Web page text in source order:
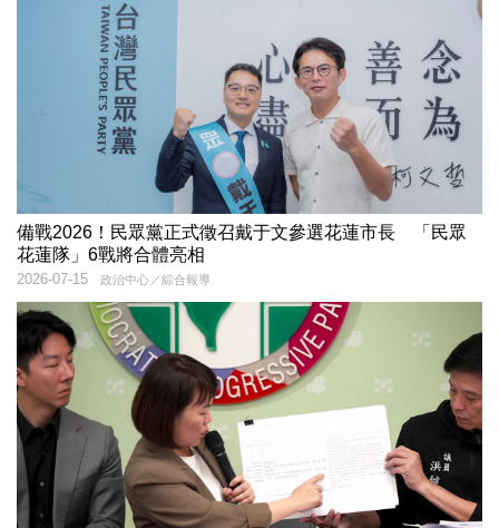
備戰2026！民眾黨正式徵召戴于文參選花蓮市長 「民眾
花蓮隊」6戰將合體亮相
政治中心／綜合報導
2026-07-15